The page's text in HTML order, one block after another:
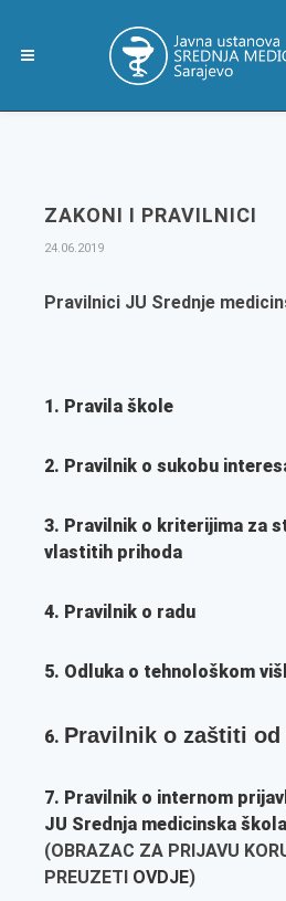
ZAKONI I PRAVILNICI
24.06.2019
Pravilnici JU Srednje
1. Pravila škole
2. Pravilnik o sukobu
3. Pravilnik o kriterijima za
vlastitih prihoda
4. Pravilnik o radu
5. Odluka o tehnološkom
6. Pravilnik o zaštiti od
7. Pravilnik o internom
JU Srednja medicinska
(OBRAZAC ZA PRIJAVU
PREUZETI OVDJE)